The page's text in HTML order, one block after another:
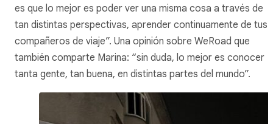
es que lo mejor es poder ver una misma cosa a través de
tan distintas perspectivas, aprender continuamente de tus
compañeros de viaje”. Una opinión sobre WeRoad que
también comparte Marina: “sin duda, lo mejor es conocer
tanta gente, tan buena, en distintas partes del mundo”.